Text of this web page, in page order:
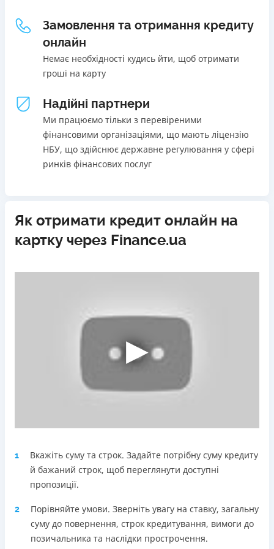
Погашення
В касах і терміналах відділень
Онлайн (через сайт або інтернет-банкінг)
Через термінали самообслуговування
Через термінали Приватбанку
Ліцензія НБУ
Ліцензія переоформлена 27.03.2024 р.
Вся інформація про кредит
ОТРИМАТИ ПОЗИКУ
Щомісячна комісія
від 0%
Переваги
Акція: ставка 0,01% на перший платіж за умови
Швидкий онлайн кредит на банківську картку без
застави та поручителів;
Процес повністю автоматизований і займає до 5
хвилин;
Видача коштів відбувається цілодобово по всій
Недоліки
Нема програми лояльності для постійних клієнтів
Нема кредиту для юросіб (ФОП)
Telegram, Facebook
Онлайн (через сайт або інтернет-банкінг)
Через термінали Приватбанку
Через термінали самообслуговування
Ліцензія переоформлена 18.03.2024 р.
Замовлення та отримання кредиту
онлайн
Немає необхідності кудись йти, щоб отримати
гроші на карту
Надійні партнери
Ми працюємо тільки з перевіреними
фінансовими організаціями, що мають ліцензію
НБУ, що здійснює державне регулювання у сфері
ринків фінансових послуг
Як отримати кредит онлайн на
картку через Finance.ua
1
Вкажіть суму та строк. Задайте потрібну суму кредиту
й бажаний строк, щоб переглянути доступні
пропозиції.
2
Порівняйте умови. Зверніть увагу на ставку, загальну
суму до повернення, строк кредитування, вимоги до
позичальника та наслідки прострочення.